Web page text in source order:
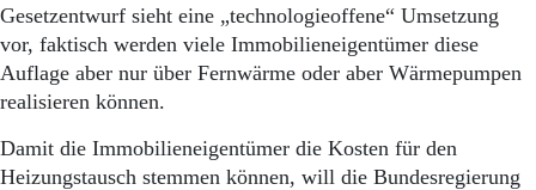
Gesetzentwurf sieht eine „technologieoffene“ Umsetzung
vor, faktisch werden viele Immobilieneigentümer diese
Auflage aber nur über Fernwärme oder aber Wärmepumpen
realisieren können.
Damit die Immobilieneigentümer die Kosten für den
Heizungstausch stemmen können, will die Bundesregierung